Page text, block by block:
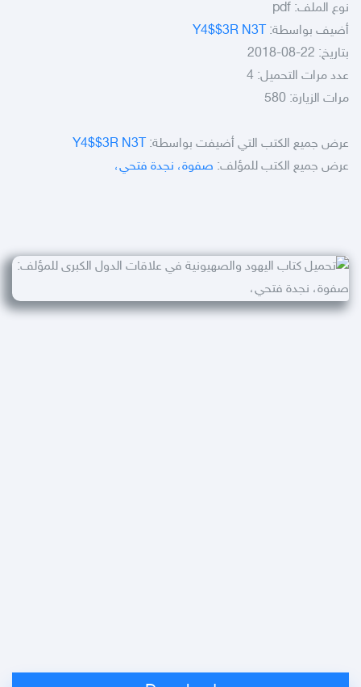
نوع الملف: pdf
أضيف بواسطة: Y4$$3R N3T
بتاريخ: 22-08-2018
عدد مرات التحميل: 4
مرات الزيارة: 580
عرض جميع الكتب التي أضيفت بواسطة: Y4$$3R N3T
عرض جميع الكتب للمؤلف: صفوة، نجدة فتحي،